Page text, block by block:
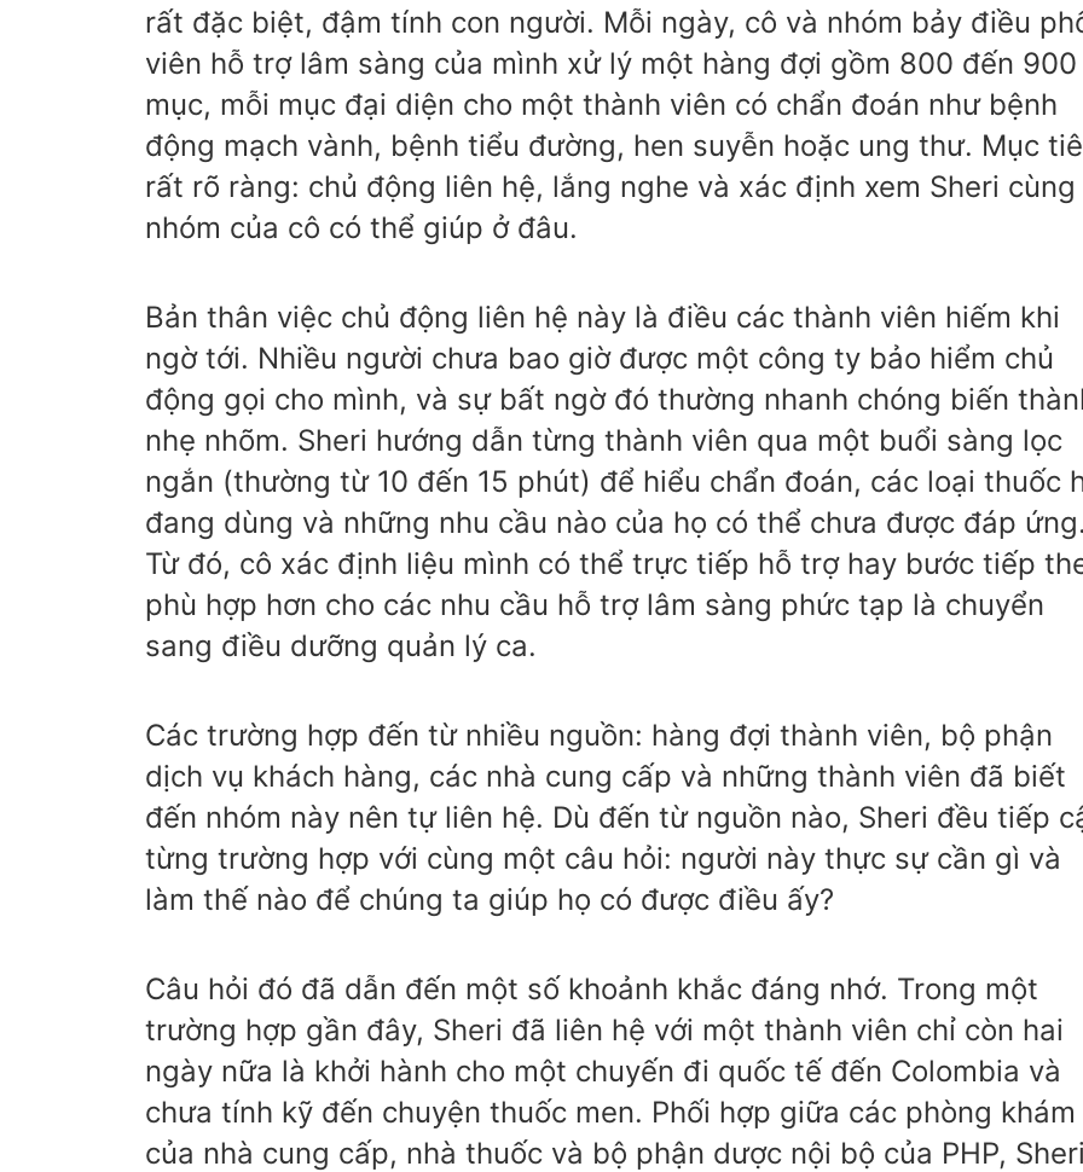
rất đặc biệt, đậm tính con người. Mỗi ngày, cô và nhóm bảy điều
viên hỗ trợ lâm sàng của mình xử lý một hàng đợi gồm 800 đến 900
mục, mỗi mục đại diện cho một thành viên có chẩn đoán như bệnh
động mạch vành, bệnh tiểu đường, hen suyễn hoặc ung thư. Mục
rất rõ ràng: chủ động liên hệ, lắng nghe và xác định xem Sheri cùng
nhóm của cô có thể giúp ở đâu.
Bản thân việc chủ động liên hệ này là điều các thành viên hiếm khi
ngờ tới. Nhiều người chưa bao giờ được một công ty bảo hiểm chủ
động gọi cho mình, và sự bất ngờ đó thường nhanh chóng biến
nhẹ nhõm. Sheri hướng dẫn từng thành viên qua một buổi sàng lọc
ngắn (thường từ 10 đến 15 phút) để hiểu chẩn đoán, các loại thuốc
đang dùng và những nhu cầu nào của họ có thể chưa được đáp
Từ đó, cô xác định liệu mình có thể trực tiếp hỗ trợ hay bước tiếp
phù hợp hơn cho các nhu cầu hỗ trợ lâm sàng phức tạp là chuyển
sang điều dưỡng quản lý ca.
Các trường hợp đến từ nhiều nguồn: hàng đợi thành viên, bộ phận
dịch vụ khách hàng, các nhà cung cấp và những thành viên đã biết
đến nhóm này nên tự liên hệ. Dù đến từ nguồn nào, Sheri đều tiếp
từng trường hợp với cùng một câu hỏi: người này thực sự cần gì và
làm thế nào để chúng ta giúp họ có được điều ấy?
Câu hỏi đó đã dẫn đến một số khoảnh khắc đáng nhớ. Trong một
trường hợp gần đây, Sheri đã liên hệ với một thành viên chỉ còn hai
ngày nữa là khởi hành cho một chuyến đi quốc tế đến Colombia và
chưa tính kỹ đến chuyện thuốc men. Phối hợp giữa các phòng khám
của nhà cung cấp, nhà thuốc và bộ phận dược nội bộ của PHP,